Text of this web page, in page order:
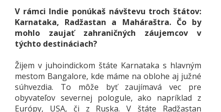
V rámci Indie ponúkaš návštevu troch štátov:
Karnataka, Radžastan a Maháraštra. Čo by
mohlo zaujať zahraničných záujemcov v
týchto destináciach?
Žijem v juhoindickom štáte Karnataka s hlavným
mestom Bangalore, kde máme na oblohe aj južné
súhvezdia. To môže byť zaujímavá vec pre
obyvateľov severnej pologule, ako napríklad z
Európy, USA, či z Ruska. V štáte Radžastan